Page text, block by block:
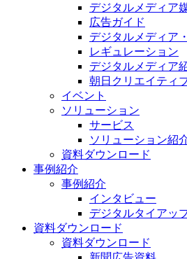
デジタルメディア
広告ガイド
デジタルメディア
レギュレーション
デジタルメディア
朝日クリエイティ
イベント
ソリューション
サービス
ソリューション紹
資料ダウンロード
事例紹介
事例紹介
インタビュー
デジタルタイアッ
資料ダウンロード
資料ダウンロード